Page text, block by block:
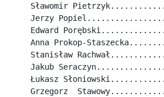
Sławomir
Jerzy
Edward
Anna Prokop-
Stanisław
Jakub
Łukasz
Grzegorz